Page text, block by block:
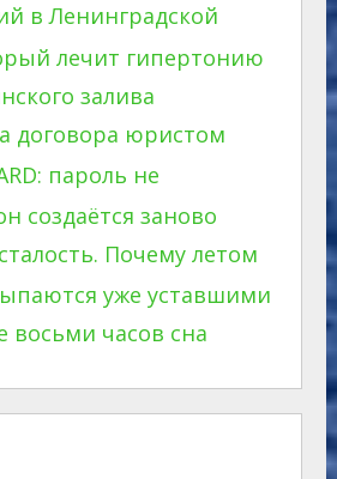
в Ленинградской
лечит гипертонию
залива
договора юристом
пароль не
создаётся заново
Почему летом
уже уставшими
восьми часов сна